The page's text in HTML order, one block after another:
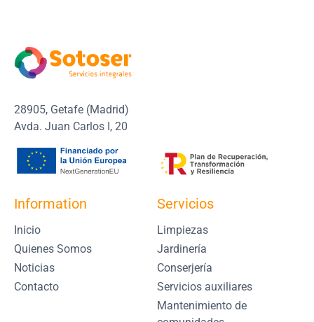
28905, Getafe (Madrid)
Avda. Juan Carlos I, 20
Information
Inicio
Quienes Somos
Noticias
Contacto
Servicios
Limpiezas
Jardinería
Conserjería
Servicios auxiliares
Mantenimiento de